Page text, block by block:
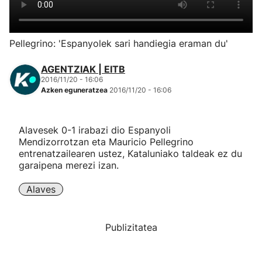
Herri-kirolak
Eskubaloia
Kirolak 360
Mendi-lasterketak
Pellegrino: 'Espanyolek sari handiegia eraman du'
AGENTZIAK | EITB
2016/11/20 - 16:06
Azken eguneratzea 2016/11/20 - 16:06
Alavesek 0-1 irabazi dio Espanyoli
Mendizorrotzan eta Mauricio Pellegrino
entrenatzailearen ustez, Kataluniako taldeak ez du
garaipena merezi izan.
Alaves
Publizitatea